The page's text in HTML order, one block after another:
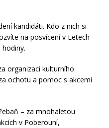
kandidáti. Kdo z nich si
na posvícení v Letech
organizaci kulturního
ochotu a pomoc s akcemi
– za mnohaletou
v Poberouní,